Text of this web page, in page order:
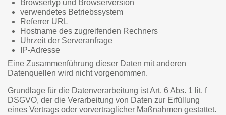
Browsertyp und Browserversion
verwendetes Betriebssystem
Referrer URL
Hostname des zugreifenden Rechners
Uhrzeit der Serveranfrage
IP-Adresse
Eine Zusammenführung dieser Daten mit anderen
Datenquellen wird nicht vorgenommen.
Grundlage für die Datenverarbeitung ist Art. 6 Abs. 1 lit. f
DSGVO, der die Verarbeitung von Daten zur Erfüllung
eines Vertrags oder vorvertraglicher Maßnahmen gestattet.